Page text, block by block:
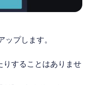
ップします。
りすることはありませ